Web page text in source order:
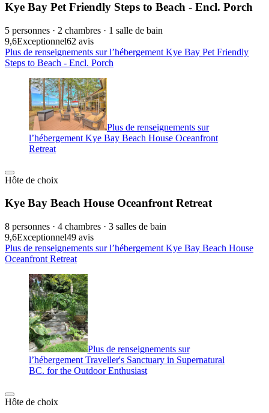
Kye Bay Pet Friendly Steps to Beach - Encl. Porch
5 personnes · 2 chambres · 1 salle de bain
9,6Exceptionnel62 avis
Plus de renseignements sur l’hébergement Kye Bay Pet Friendly
Steps to Beach - Encl. Porch
Plus de renseignements sur
l’hébergement Kye Bay Beach House Oceanfront
Retreat
Hôte de choix
Kye Bay Beach House Oceanfront Retreat
8 personnes · 4 chambres · 3 salles de bain
9,6Exceptionnel49 avis
Plus de renseignements sur l’hébergement Kye Bay Beach House
Oceanfront Retreat
Plus de renseignements sur
l’hébergement Traveller's Sanctuary in Supernatural
BC. for the Outdoor Enthusiast
Hôte de choix